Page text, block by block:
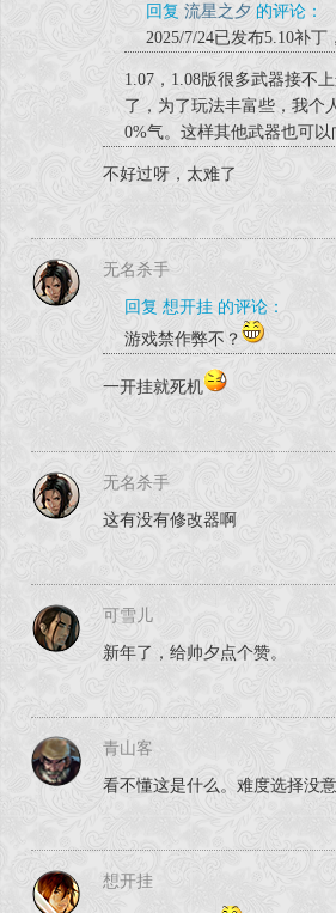
回复 流星之夕的评论：
2025/7/24已发布5.10补
1.07，1.08版很多武器接不
了，为了玩法丰富些，我个
0%气。这样其他武器也可
不好过呀，太难了
无名杀手
回复 想开挂 的评论：
游戏禁作弊不？
一开挂就死机
无名杀手
这有没有修改器啊
可雪儿
新年了，给帅夕点个赞。
青山客
看不懂这是什么。难度选择没
想开挂